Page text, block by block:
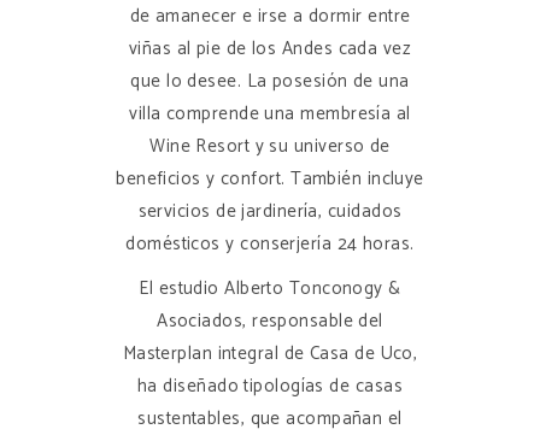
de amanecer e irse a dormir entre
viñas al pie de los Andes cada vez
que lo desee. La posesión de una
villa comprende una membresía al
Wine Resort y su universo de
beneficios y confort. También incluye
servicios de jardinería, cuidados
domésticos y conserjería 24 horas.
El estudio Alberto Tonconogy &
Asociados, responsable del
Masterplan integral de Casa de Uco,
ha diseñado tipologías de casas
sustentables, que acompañan el